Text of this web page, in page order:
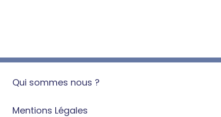
Qui sommes nous ?
Mentions Légales